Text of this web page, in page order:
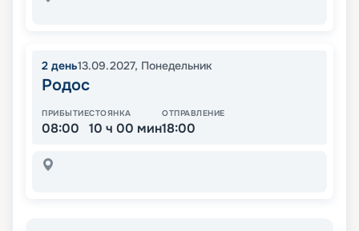
2 день13.09.2027, Понедельник
Родос
ПРИБЫТИЕ
08:00
СТОЯНКА
10 ч 00 мин
ОТПРАВЛЕНИЕ
18:00